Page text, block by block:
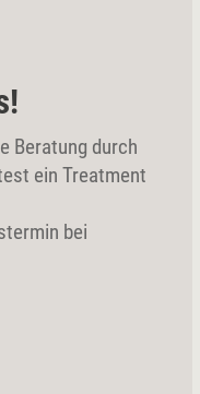
Beratung durch
ein Treatment
bei